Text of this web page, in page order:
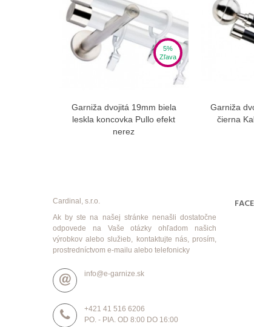
5%
Zľava
Zobraziť viac
Garniža dvojitá 19mm biela
leskla koncovka Pullo efekt
nerez
Garniža
čierna
Cardinal, s.r.o.
Ak by ste na našej stránke nenašli dostatočne
odpovede na Vaše otázky ohľadom našich
výrobkov alebo služieb, kontaktujte nás, prosím,
prostredníctvom e-mailu alebo telefonicky
info@e-garnize.sk
+421 41 516 6206
PO. - PIA. OD 8:00 DO 16:00